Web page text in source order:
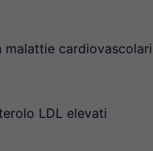
malattie cardiovascolari
LDL elevati